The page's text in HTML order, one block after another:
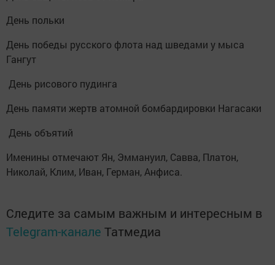
День польки
День победы русского флота над шведами у мыса
Гангут
День рисового пудинга
День памяти жертв атомной бомбардировки Нагасаки
День объятий
Именины отмечают Ян, Эммануил, Савва, Платон,
Николай, Клим, Иван, Герман, Анфиса.
Следите за самым важным и интересным в
Telegram-канале Татмедиа